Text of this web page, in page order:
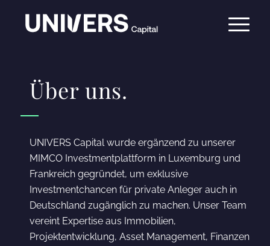
Über uns.
UNIVERS Capital wurde ergänzend zu unserer
MIMCO Investmentplattform in Luxemburg und
Frankreich gegründet, um exklusive
Investmentchancen für private Anleger auch in
Deutschland zugänglich zu machen. Unser Team
vereint Expertise aus Immobilien,
Projektentwicklung, Asset Management, Finanzen